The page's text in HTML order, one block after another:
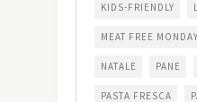
KIDS-FRIENDLY
MEAT FREE MONDAY
NATALE PANE
PASTA FRESCA